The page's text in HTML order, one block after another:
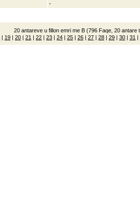
-
20 antareve u fillon emri me B (796 Faqe, 20 antare
| 19 | 20 | 21 | 22 | 23 | 24 | 25 | 26 | 27 | 28 | 29 | 30 | 31 |